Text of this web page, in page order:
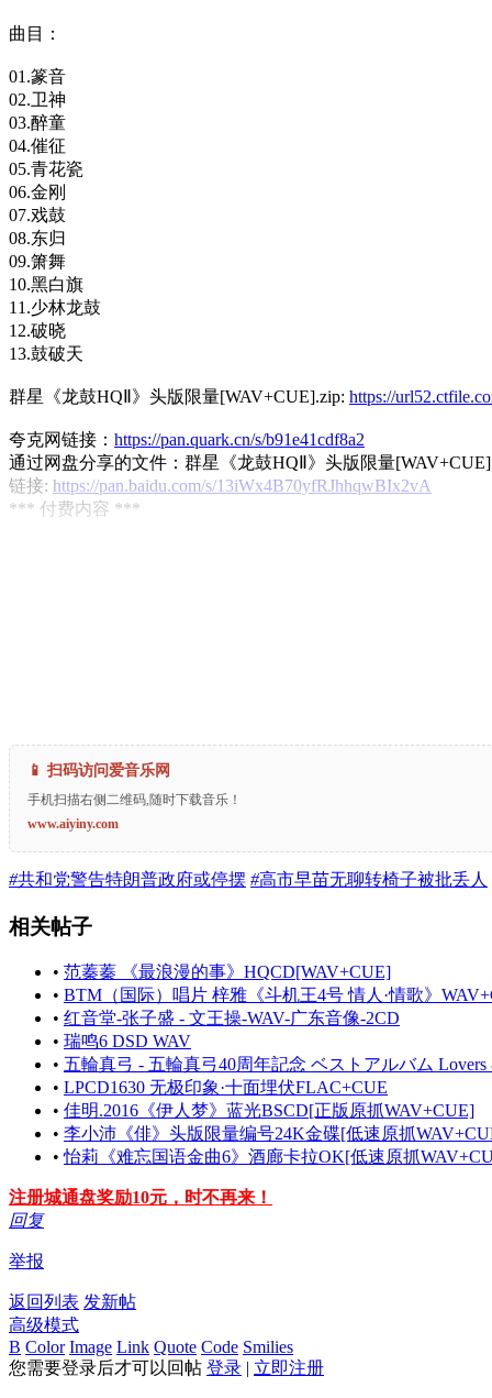
曲目：
01.篆音
02.卫神
03.醉童
04.催征
05.青花瓷
06.金刚
07.戏鼓
08.东归
09.箫舞
10.黑白旗
11.少林龙鼓
12.破晓
13.鼓破天
群星《龙鼓HQⅡ》头版限量[WAV+CUE].zip: https://
夸克网链接： https://pan.quark.cn/s/b91e41cdf8a2
通过网盘分享的文件：群星《龙鼓HQⅡ》头版限量
链接: https://pan.baidu.com/s/13iWx4B70yfRJhhqwBIx2vA
*** 付费内容 ***
📱 扫码访问爱音乐网
手机扫描右侧二维码,随时下载音乐！
www.aiyiny.com
#共和党警告特朗普政府或停摆 #高市早苗无聊转椅子被批丢人
相关帖子
• 范蓁蓁 《最浪漫的事》HQCD[WAV+CUE]
• BTM（国际）唱片 梓雅《斗机王4号 情人·情歌》
• 红音堂-张子盛 - 文王操-WAV-广东音像-2CD
• 瑞鸣6 DSD WAV
• 五輪真弓 - 五輪真弓40周年記念 ベストアルバム Lovers
• LPCD1630 无极印象·十面埋伏FLAC+CUE
• 佳明.2016《伊人梦》蓝光BSCD[正版原抓WAV+CUE]
• 李小沛《俳》头版限量编号24K金碟[低速原抓
•怡莉《难忘国语金曲6》酒廊卡拉OK[低速原抓
注册城通盘奖励10元，时不再来！
回复
举报
返回列表 发新帖
高级模式
B Color Image Link Quote Code Smilies
您需要登录后才可以回帖 登录 | 立即注册